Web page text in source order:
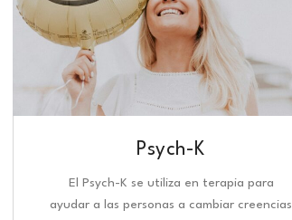
Psych-K
El Psych-K se utiliza en terapia para
ayudar a las personas a cambiar creencias